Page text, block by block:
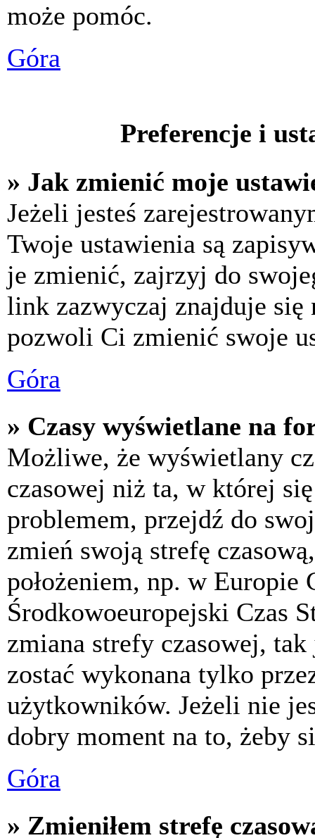
może pomóc.
Góra
Preferencje i
» Jak zmienić moje
Jeżeli jesteś
Twoje ustawienia są
je zmienić, zajrzyj do
link zazwyczaj znajduje się
pozwoli Ci zmienić swoje
Góra
» Czasy wyświetlane na
Możliwe, że wyświetlany
czasowej niż ta, w której
problemem, przejdź do
zmień swoją strefę
położeniem, np. w Europie
Środkowoeuropejski Czas
zmiana strefy czasowej,
zostać wykonana tylko
użytkowników. Jeżeli nie
dobry moment na to, żeby
Góra
» Zmieniłem strefę